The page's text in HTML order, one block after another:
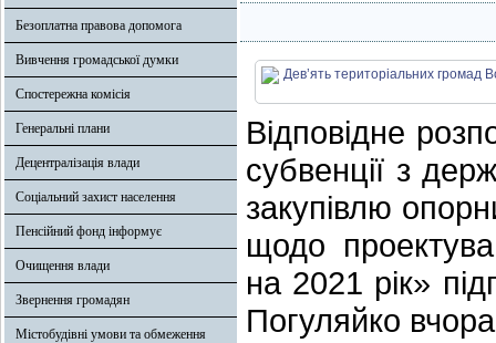
Безоплатна правова допомога
Вивчення громадської думки
Спостережна комісія
Генеральні плани
Децентралізація влади
Соціальний захист населення
Пенсійний фонд інформує
Очищення влади
Звернення громадян
Містобудівні умови та обмеження
Відповідне
субвенції з
закупівлю
щодо
на 2021 рік»
Погуляйко